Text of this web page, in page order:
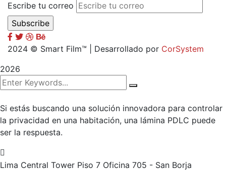
Escribe tu correo
2024 © Smart Film™ | Desarrollado por CorSystem
2026
Si estás buscando una solución innovadora para controlar
la privacidad en una habitación, una lámina PDLC puede
ser la respuesta.
Lima Central Tower Piso 7 Oficina 705 - San Borja